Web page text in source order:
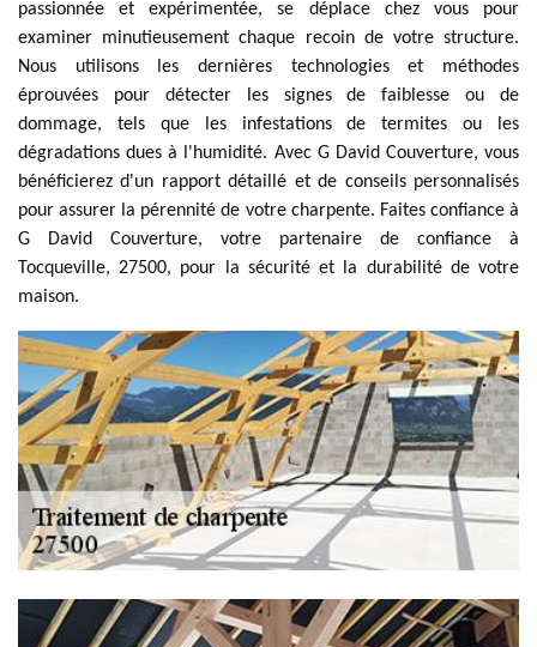
passionnée et expérimentée, se déplace chez vous pour
examiner minutieusement chaque recoin de votre structure.
Nous utilisons les dernières technologies et méthodes
éprouvées pour détecter les signes de faiblesse ou de
dommage, tels que les infestations de termites ou les
dégradations dues à l'humidité. Avec G David Couverture, vous
bénéficierez d'un rapport détaillé et de conseils personnalisés
pour assurer la pérennité de votre charpente. Faites confiance à
G David Couverture, votre partenaire de confiance à
Tocqueville, 27500, pour la sécurité et la durabilité de votre
maison.